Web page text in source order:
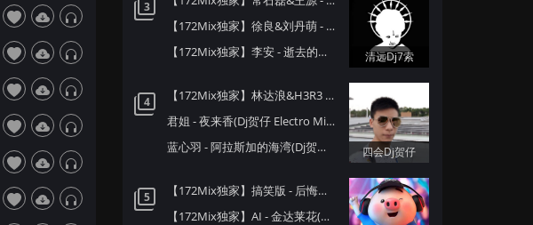
3
【172Mix独家】徐良&刘丹萌 - 抽离(Dj7索 Electro Mix国语合唱)
【172Mix独家】李安 - 逝去的爱(Dj7索 Electro Mix国语男)
清远Dj7索
4
【172Mix独家】林达浪&H3R3 - 还是会想你(Dj贺仔 Electro Mix国语男)Felix订制
君姐 - 夜来香(Dj贺仔 Electro Mix国语女)Dj东相提供
蓝心羽 - 阿拉斯加的海湾(Dj贺仔 ELectro Mix国语女)Dj东相提供
四会Dj贺仔
5
【172Mix独家】搞笑版 - 后悔当初大饮大食钱财尽散(Dj培仔 Electro Mix粤语男)
【172Mix独家】AI - 金达莱花(Dj培仔 Electro Mix)